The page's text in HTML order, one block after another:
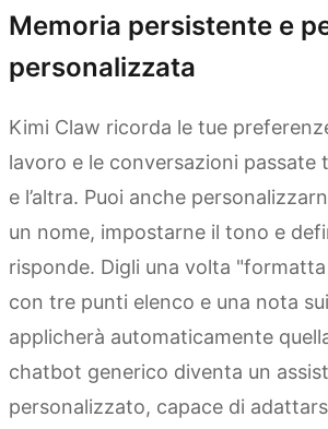
Memoria persistente e
personalizzata
Kimi Claw ricorda le tue
lavoro e le conversazioni passate
e l’altra. Puoi anche
un nome, impostarne il tono e
risponde. Digli una volta
con tre punti elenco e una nota
applicherà automaticamente
chatbot generico diventa un
personalizzato, capace di